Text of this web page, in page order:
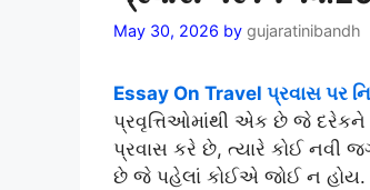
May 30, 2026 by gujaratinibandh
Essay On Travel પ્રવાસ પર
પ્રવૃત્તિઓમાંથી એક છે જે દરેકને
પ્રવાસ કરે છે, ત્યારે કોઈ નવી
છે જે પહેલાં કોઈએ જોઈ ન હોય.